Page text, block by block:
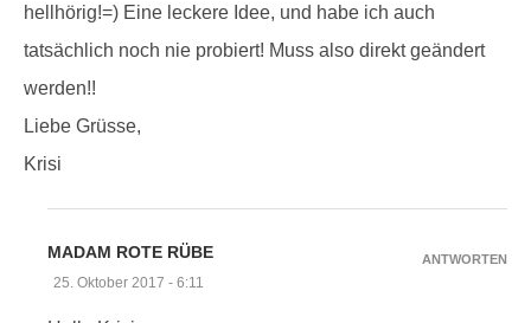
hellhörig!=) Eine leckere Idee, und habe ich auch
tatsächlich noch nie probiert! Muss also direkt geändert
werden!!
Liebe Grüsse,
Krisi
MADAM ROTE RÜBE
25. Oktober 2017 - 6:11
ANTWORTEN